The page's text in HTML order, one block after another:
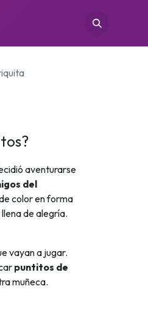
aventurarse
del
color en forma
de alegría.
vayan a jugar.
puntitos de
muñeca.